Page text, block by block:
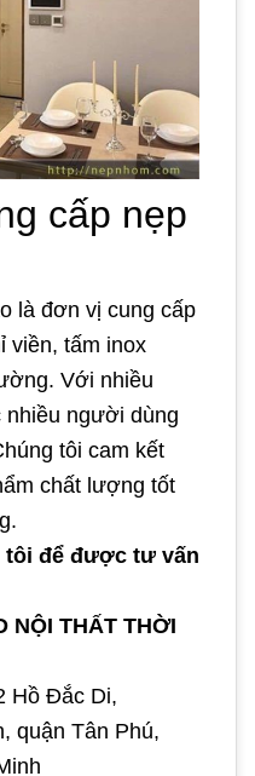
cấp nẹp
là đơn vị cung cấp
viền, tấm inox
Với nhiều
người dùng
tôi cam kết
chất lượng tốt
tôi để được tư vấn
NỘI THẤT THỜI
Hồ Đắc Di,
quận Tân Phú,